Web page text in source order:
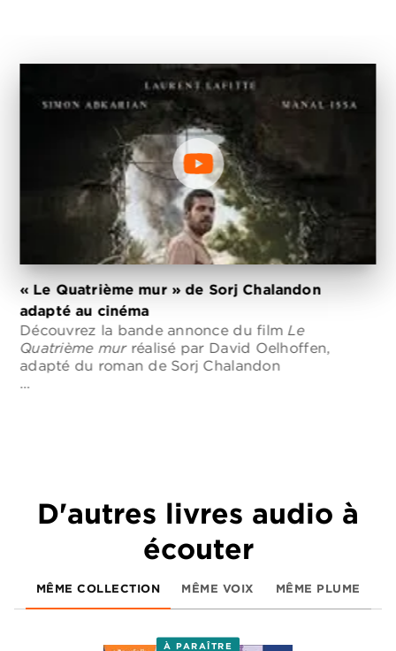
« Le Quatrième mur » de Sorj Chalandon
adapté au cinéma
Découvrez la bande annonce du film Le
Quatrième murréalisé par David Oelhoffen,
adapté du roman de Sorj Chalandon
…
D'autres livres audio à
écouter
MÊME COLLECTION MÊME VOIX MÊME PLUME
À PARAÎTRE